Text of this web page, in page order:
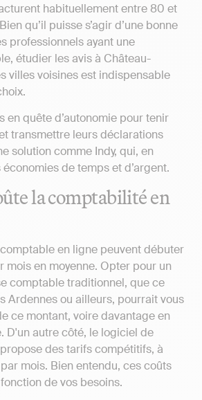
habituellement entre 80 et
qu’il puisse s’agir d’une bonne
professionnels ayant une
étudier les avis à Château-
villes voisines est indispensable
en quête d’autonomie pour tenir
transmettre leurs déclarations
solution comme Indy, qui, en
de temps et d’argent.
la comptabilité en
en ligne peuvent débuter
mois en moyenne. Opter pour un
comptable traditionnel, que ce
Ardennes ou ailleurs, pourrait vous
ce montant, voire davantage en
D'un autre côté, le logiciel de
des tarifs compétitifs, à
mois. Bien entendu, ces coûts
de vos besoins.